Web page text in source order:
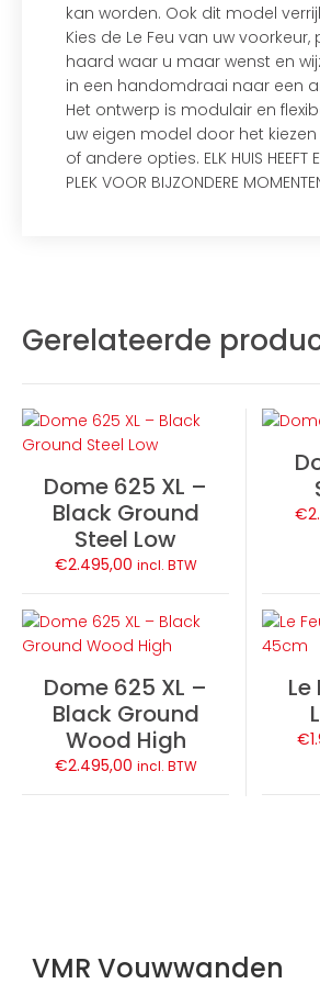
kan worden. Ook dit model
Kies de Le Feu van uw
haard waar u maar wenst en
in een handomdraai naar een
Het ontwerp is modulair en
uw eigen model door het
of andere opties. ELK HUIS HEEFT
PLEK VOOR BIJZONDERE
Gerelateerde
Dome 625 XL –
Black Ground
Steel Low
€2.495,00 incl. BTW
€
Dome 625 XL –
Black Ground
Wood High
€2.495,00 incl. BTW
€
VMR Vouwwanden